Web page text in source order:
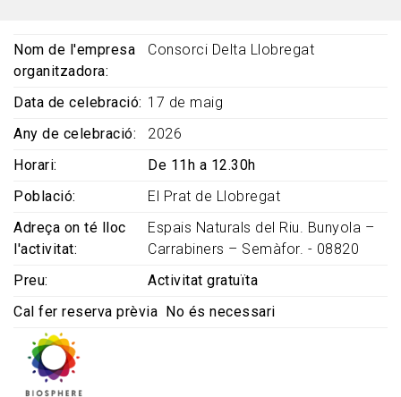
Nom de l'empresa
organitzadora
Consorci Delta Llobregat
Data de celebració 17 de maig
Any de celebració
2026
Horari
De 11h a 12.30h
Població
El Prat de Llobregat
Adreça on té lloc
l'activitat
Espais Naturals del Riu. Bunyola –
Carrabiners – Semàfor. - 08820
Preu
Activitat gratuïta
Cal fer reserva prèvia
No és necessari